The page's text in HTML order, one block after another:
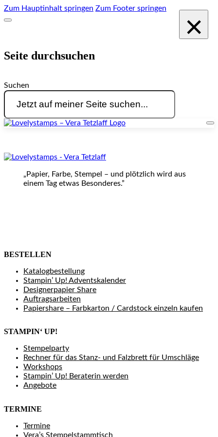
Zum Hauptinhalt springen Zum Footer springen
Seite durchsuchen
Suchen
×
„Papier, Farbe, Stempel – und plötzlich wird aus
einem Tag etwas Besonderes.”
BESTELLEN
Katalogbestellung
Stampin’ Up! Adventskalender
Designerpapier Share
Auftragsarbeiten
Papiershare – Farbkarton / Cardstock einzeln kaufen
STAMPIN‘ UP!
Stempelparty
Rechner für das Stanz- und Falzbrett für Umschläge
Workshops
Stampin’ Up! Beraterin werden
Angebote
TERMINE
Termine
Vera’s Stempelstammtisch